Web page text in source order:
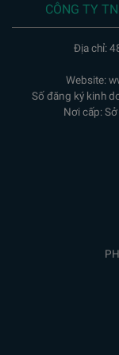
CÔNG TY
Địa chỉ:
Website:
Số đăng ký kinh
Nơi cấp: